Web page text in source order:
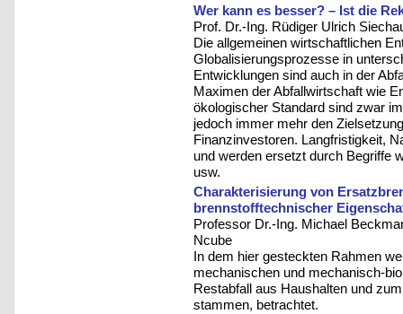
Wer kann es besser? – Ist die
Prof. Dr.-Ing. Rüdiger Ulrich
Die allgemeinen wirtschaftlichen
Globalisierungsprozesse in
Entwicklungen sind auch in der
Maximen der Abfallwirtschaft wie
ökologischer Standard sind zwar
jedoch immer mehr den
Finanzinvestoren. Langfristigkeit,
und werden ersetzt durch Begriffe
usw.
Charakterisierung von
brennstofftechnischer
Professor Dr.-Ing. Michael
Ncube
In dem hier gesteckten Rahmen
mechanischen und mechanisch-
Restabfall aus Haushalten und
stammen, betrachtet.